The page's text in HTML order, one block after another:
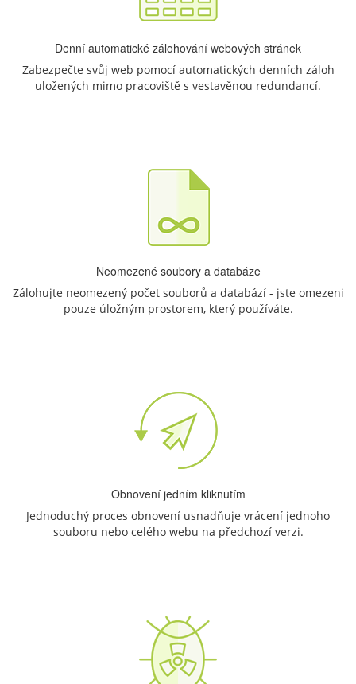
Denní automatické zálohování webových stránek
Zabezpečte svůj web pomocí automatických denních záloh
uložených mimo pracoviště s vestavěnou redundancí.
Neomezené soubory a databáze
Zálohujte neomezený počet souborů a databází - jste omezeni
pouze úložným prostorem, který používáte.
Obnovení jedním kliknutím
Jednoduchý proces obnovení usnadňuje vrácení jednoho
souboru nebo celého webu na předchozí verzi.